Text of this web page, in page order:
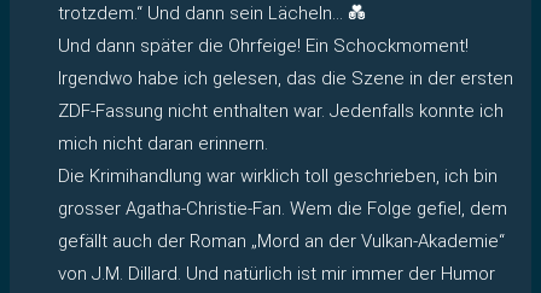
trotzdem.“ Und dann sein Lächeln… 💑
Und dann später die Ohrfeige! Ein Schockmoment!
Irgendwo habe ich gelesen, das die Szene in der ersten
ZDF-Fassung nicht enthalten war. Jedenfalls konnte ich
mich nicht daran erinnern.
Die Krimihandlung war wirklich toll geschrieben, ich bin
grosser Agatha-Christie-Fan. Wem die Folge gefiel, dem
gefällt auch der Roman „Mord an der Vulkan-Akademie“
von J.M. Dillard. Und natürlich ist mir immer der Humor